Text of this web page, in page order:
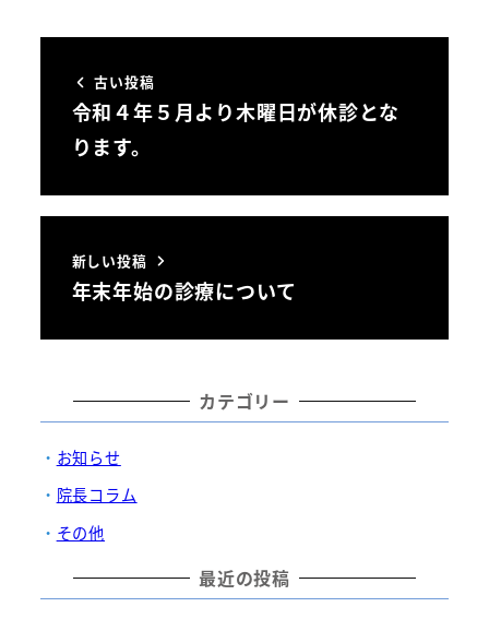
古い投稿
令和４年５月より木曜日が休診とな
ります。
新しい投稿
年末年始の診療について
カテゴリー
お知らせ
院長コラム
その他
最近の投稿